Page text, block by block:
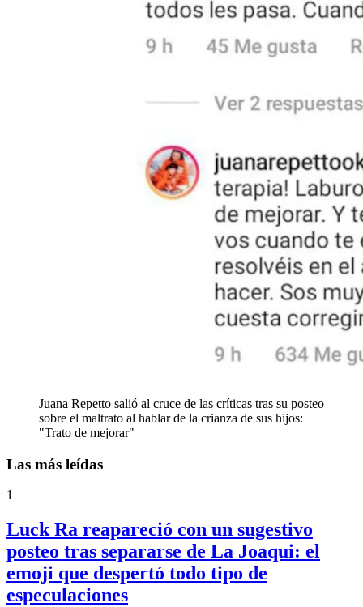
Juana Repetto salió al cruce de las críticas tras su posteo
sobre el maltrato al hablar de la crianza de sus hijos:
"Trato de mejorar"
Las más leídas
1
Luck Ra reapareció con un sugestivo
posteo tras separarse de La Joaqui: el
emoji que despertó todo tipo de
especulaciones